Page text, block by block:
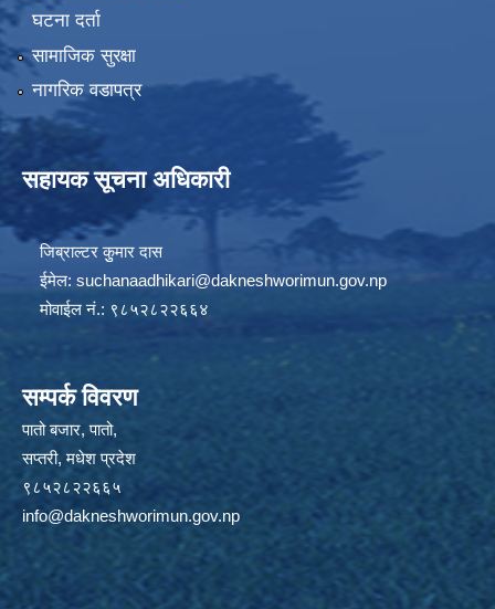
घटना दर्ता
सामाजिक सुरक्षा
नागरिक वडापत्र
सहायक सूचना अधिकारी
जिब्राल्टर कुुमार दास
ईमेल: suchanaadhikari@dakneshworimun.gov.np
मोवाईल नं.: ९८५२८२२६६४
सम्पर्क विवरण
पातो बजार, पातो,
सप्तरी, मधेश प्रदेश
९८५२८२२६६५
info@dakneshworimun.gov.np